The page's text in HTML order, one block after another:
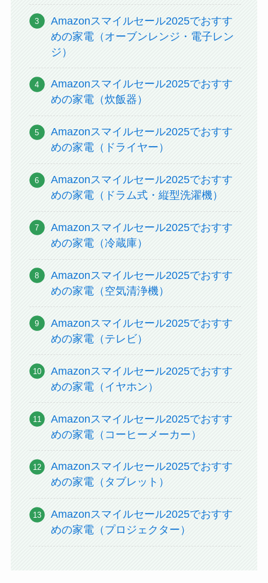
Amazonスマイルセール2025でおすす
めの家電（オーブンレンジ・電子レン
ジ）
Amazonスマイルセール2025でおすす
めの家電（炊飯器）
Amazonスマイルセール2025でおすす
めの家電（ドライヤー）
Amazonスマイルセール2025でおすす
めの家電（ドラム式・縦型洗濯機）
Amazonスマイルセール2025でおすす
めの家電（冷蔵庫）
Amazonスマイルセール2025でおすす
めの家電（空気清浄機）
Amazonスマイルセール2025でおすす
めの家電（テレビ）
Amazonスマイルセール2025でおすす
めの家電（イヤホン）
Amazonスマイルセール2025でおすす
めの家電（コーヒーメーカー）
Amazonスマイルセール2025でおすす
めの家電（タブレット）
Amazonスマイルセール2025でおすす
めの家電（プロジェクター）